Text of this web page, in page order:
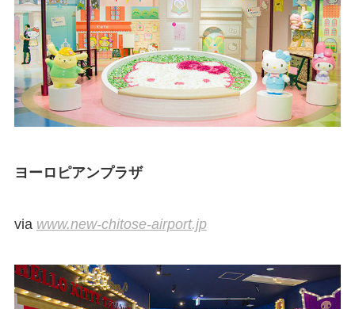
ヨーロピアンプラザ
via www.new-chitose-airport.jp